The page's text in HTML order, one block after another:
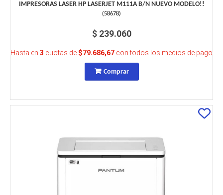
IMPRESORAS LASER HP LASERJET M111A B/N NUEVO MODELO!!
(58678)
$ 239.060
Hasta en 3 cuotas de $79.686,67 con todos los medios de pago
Comprar